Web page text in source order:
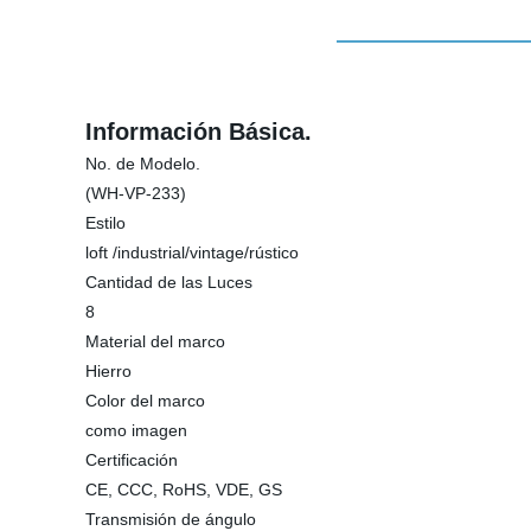
Información Básica.
No. de Modelo.
(WH-VP-233)
Estilo
loft /industrial/vintage/rústico
Cantidad de las Luces
8
Material del marco
Hierro
Color del marco
como imagen
Certificación
CE, CCC, RoHS, VDE, GS
Transmisión de ángulo